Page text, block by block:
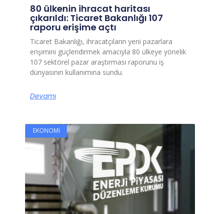
80 ülkenin ihracat haritası
çıkarıldı: Ticaret Bakanlığı 107
raporu erişime açtı
Ticaret Bakanlığı, ihracatçıların yeni pazarlara
erişimini güçlendirmek amacıyla 80 ülkeye yönelik
107 sektörel pazar araştırması raporunu iş
dünyasının kullanımına sundu.
Devamı
EKONOMI